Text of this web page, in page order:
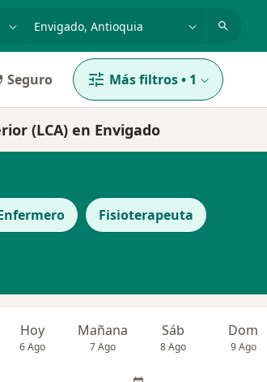
o nombre
Seguro Más filtros• 1
(LCA) en Envigado
Fisioterapeuta
Hoy
6 Ago
Mañana
7 Ago
Sáb
8 Ago
Dom
9 Ago